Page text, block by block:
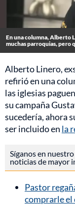
En una columna, Alberto
muchas parroquias, pero
Alberto Linero,
refirió en una
las iglesias
su campaña
sucedería, ahora
ser incluido en la
Síganos en nuestro
noticias de mayor
Pastor
comprarle el